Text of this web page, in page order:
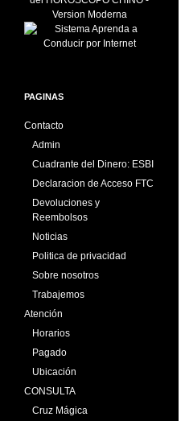
PAGINAS
Contacto
Admin
Cuadrante del Dinero: ESBI
Declaracion de Acceso FTC
Devoluciones y
Reembolsos
Noticias
Politica de privacidad
Sobre nosotros
Trabajemos
Atención
Horarios
Pagado
Ubicación
CONSULTA
Cruz Mágica